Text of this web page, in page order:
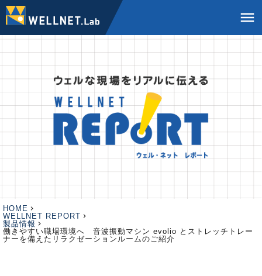
menu
HOME
WELLNET REPORT
製品情報
働きやすい職場環境へ 音波振動マシン evolio とストレッチトレー
ナーを備えたリラクゼーションルームのご紹介